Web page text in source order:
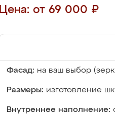
Цена: от 69 000 ₽
Фасад: на ваш выбор
Размеры: изготовление
Внутреннее наполнение: